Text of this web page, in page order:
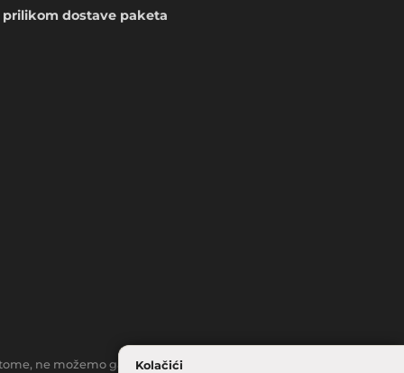
Kolačići
prilikom dostave paketa
ne možemo garantirati da su svi navedeni podaci i slike